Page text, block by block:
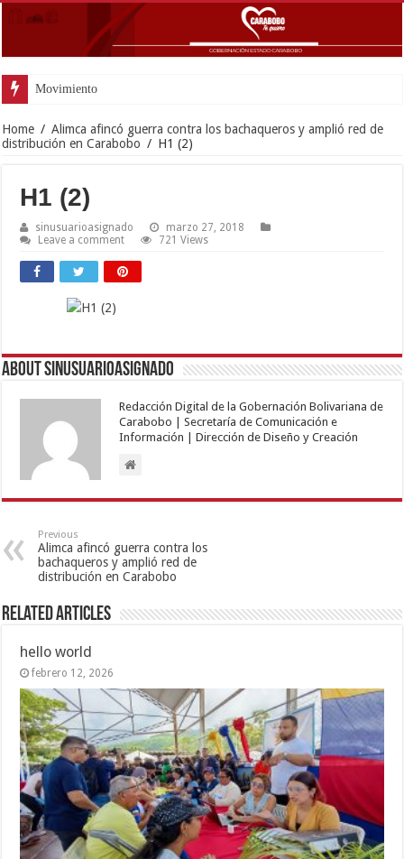
Movimiento Fortín 4F rind
Home / Alimca afincó guerra contra los bachaqueros y amplió red de
distribución en Carabobo / H1 (2)
H1 (2)
sinusuarioasignado
marzo 27, 2018
Leave a comment
721 Views
About sinusuarioasignado
Redacción Digital de la Gobernación Bolivariana de
Carabobo | Secretaría de Comunicación e
Información | Dirección de Diseño y Creación
Previous
Alimca afincó guerra contra los
bachaqueros y amplió red de
distribución en Carabobo
Related Articles
hello world
febrero 12, 2026